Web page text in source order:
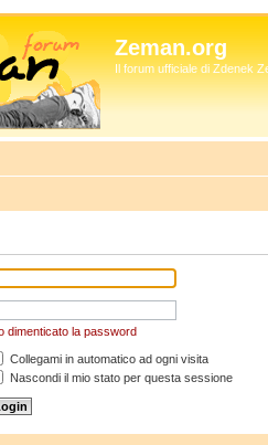
Zeman.org
Il forum ufficiale di Zdenek
dimenticato la password
Collegami in automatico ad ogni visita
Nascondi il mio stato per questa sessione